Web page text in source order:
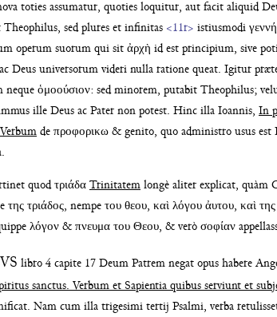
toties assumatur, quoties loquitur, aut facit aliquid
Theophilus, sed plures et infinitas <11r> istiusmodi
operum suorum qui sit ἀρχὴ id est principium, sive
Deus universorum videri nulla ratione queat. Igitur
neque ὁμοούσιον: sed minorem, putabit Theophilus;
ille Deus ac Pater non potest. Hinc illa Ioannis, In
de προφορικω & genito, quo administro usus est
quod τριάδα Trinitatem longè aliter explicat, quàm
της τριάδος, nempe του θεου, καὶ λόγου ἀυτου, καὶ
λόγον & πνευμα του Θεου, & verò σοφίαν
libro 4 capite 17 Deum Patrem negat opus habere
sanctus. Verbum et Sapientia quibus serviunt et
Nam cum illa trigesimi tertij Psalmi, verba